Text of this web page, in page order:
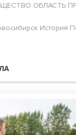
ОБЛАСТЬ
История